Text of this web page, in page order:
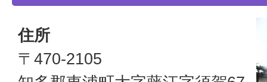
住所
〒470-2105